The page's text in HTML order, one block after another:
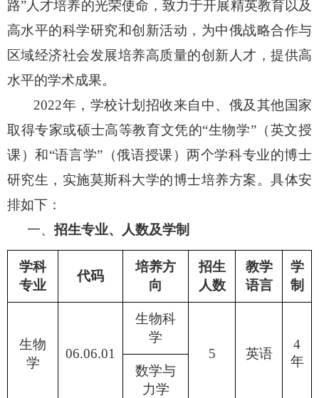
路”人才培养的光荣使命，致力于开展精英教育以及
高水平的科学研究和创新活动，为中俄战略合作与
区域经济社会发展培养高质量的创新人才，提供高
水平的学术成果。
2022年，学校计划招收来自中、俄及其他国家
取得专家或硕士高等教育文凭的“生物学”（英文授
课）和“语言学”（俄语授课）两个学科专业的博士
研究生，实施莫斯科大学的博士培养方案。具体安
排如下：
一、招生专业、人数及学制
学科
专业
代码
培养方
向
招生
人数
教学
语言
学
制
生物
学
06.06.01
生物科
学
5
英语
4
年
数学与
力学